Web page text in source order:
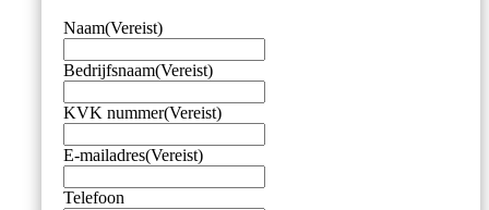
Naam(Vereist)
Bedrijfsnaam(Vereist)
KVK nummer(Vereist)
E-mailadres(Vereist)
Telefoon